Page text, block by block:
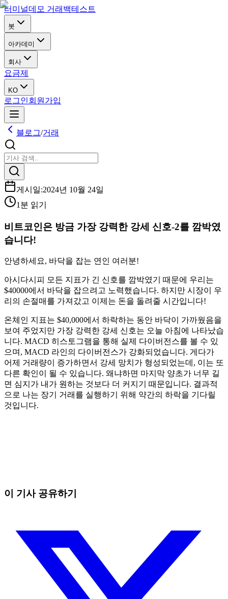
터미널데모 거래 백테스트
봇
아카데미
회사
요금제
KO
로그인회원가입
블로그/거래
게시일:2024년 10월 24일
1분 읽기
비트코인은 방금 가장 강력한 강세 신호-2를 깜박였
습니다!
안녕하세요, 바닥을 잡는 연인 여러분!
아시다시피 모든 지표가 긴 신호를 깜박였기 때문에 우리는
$40000에서 바닥을 잡으려고 노력했습니다. 하지만 시장이 우
리의 손절매를 가져갔고 이제는 돈을 돌려줄 시간입니다!
온체인 지표는 $40,000에서 하락하는 동안 바닥이 가까웠음을
보여 주었지만 가장 강력한 강세 신호는 오늘 아침에 나타났습
니다. MACD 히스토그램을 통해 실제 다이버전스를 볼 수 있
으며, MACD 라인의 다이버전스가 강화되었습니다. 게다가
어제 거래량이 증가하면서 강세 망치가 형성되었는데, 이는 또
다른 확인이 될 수 있습니다. 왜냐하면 마지막 양초가 너무 길
면 심지가 내가 원하는 것보다 더 커지기 때문입니다. 결과적
으로 나는 장기 거래를 실행하기 위해 약간의 하락을 기다릴
것입니다.
이 기사 공유하기